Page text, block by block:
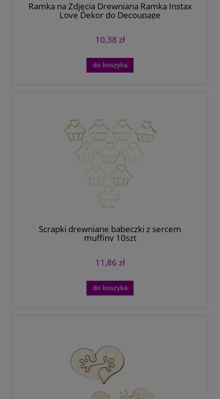
Ramka na Zdjęcia Drewniana Ramka Instax
Love Dekor do Decoupage
10,38 zł
do koszyka
Scrapki drewniane babeczki z sercem
muffiny 10szt
11,86 zł
do koszyka